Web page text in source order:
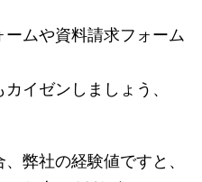
ムや資料請求フォーム
イゼンしましょう、
弊社の経験値ですと、